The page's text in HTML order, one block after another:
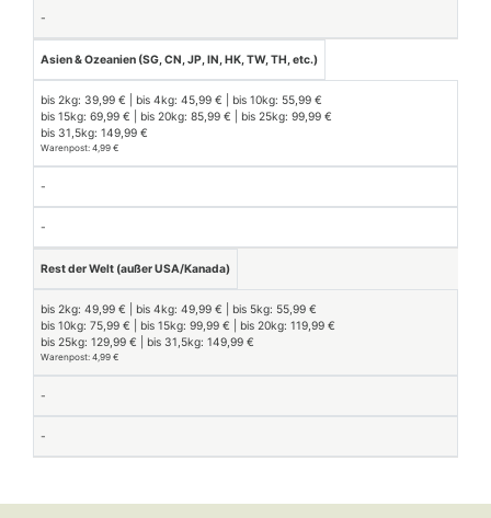
-
Asien & Ozeanien (SG, CN, JP, IN, HK, TW, TH, etc.)
bis 2kg: 39,99 € | bis 4kg: 45,99 € | bis 10kg: 55,99 €
bis 15kg: 69,99 € | bis 20kg: 85,99 € | bis 25kg: 99,99 €
bis 31,5kg: 149,99 €
Warenpost: 4,99 €
-
-
Rest der Welt (außer USA/Kanada)
bis 2kg: 49,99 € | bis 4kg: 49,99 € | bis 5kg: 55,99 €
bis 10kg: 75,99 € | bis 15kg: 99,99 € | bis 20kg: 119,99 €
bis 25kg: 129,99 € | bis 31,5kg: 149,99 €
Warenpost: 4,99 €
-
-